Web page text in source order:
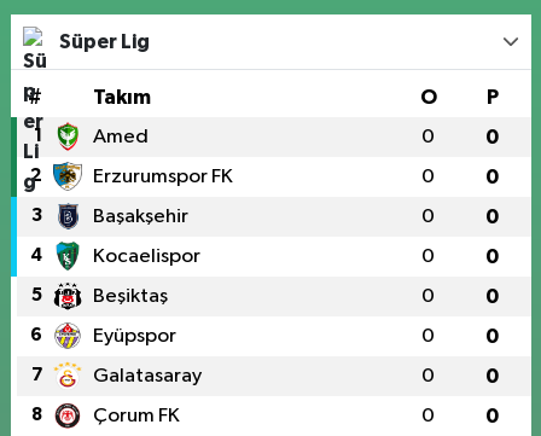
Süper Lig
# Takım O P
1 Amed 0 0
2 Erzurumspor FK 0 0
3 Başakşehir 0 0
4 Kocaelispor 0 0
5 Beşiktaş 0 0
6 Eyüpspor 0 0
7 Galatasaray 0 0
8 Çorum FK 0 0